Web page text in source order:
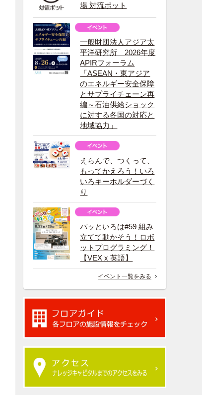
場 対流ポット
一般財団法人アジア太
平洋研究所 2026年度
APIRフォーラム
「ASEAN・東アジア
のエネルギー安全保障
とサプライチェーン再
編～石油供給ショック
に対する各国の対応と
地域協力」
えらんで、つくって、
もってかえろう！いろ
いろキーホルダーづく
り
パッといろは#59 組み
立てて動かそう！ロボ
ットプログラミング！
【VEX x 英語】
イベント一覧をみる